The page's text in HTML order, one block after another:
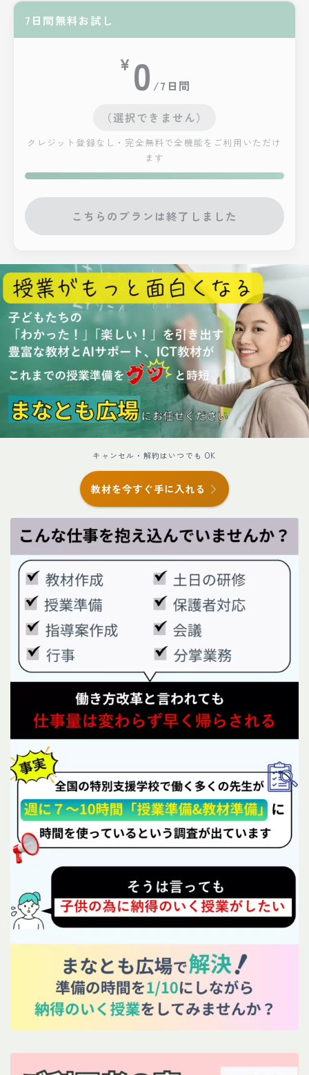
7日間無料お試し
¥ 0 /7日間
（選択できません）
クレジット登録なし・完全無料で全機能をご利用いただけ
ます
こちらのプランは終了しました
キャンセル・解約はいつでも OK
教材を今すぐ手に入れる